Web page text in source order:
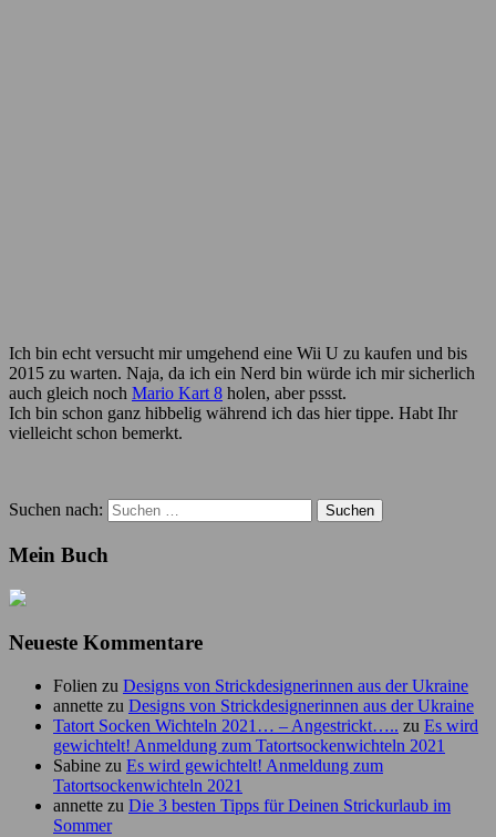
Ich bin echt versucht mir umgehend eine Wii U zu kaufen und bis
2015 zu warten. Naja, da ich ein Nerd bin würde ich mir sicherlich
auch gleich noch Mario Kart 8 holen, aber pssst.
Ich bin schon ganz hibbelig während ich das hier tippe. Habt Ihr
vielleicht schon bemerkt.
Suchen nach:
Mein Buch
Neueste Kommentare
Folien zu Designs von Strickdesignerinnen aus der Ukraine
annette zu Designs von Strickdesignerinnen aus der Ukraine
Tatort Socken Wichteln 2021… – Angestrickt….. zu Es wird
gewichtelt! Anmeldung zum Tatortsockenwichteln 2021
Sabine zu Es wird gewichtelt! Anmeldung zum
Tatortsockenwichteln 2021
annette zu Die 3 besten Tipps für Deinen Strickurlaub im
Sommer